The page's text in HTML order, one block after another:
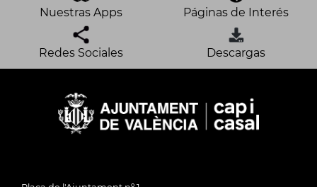
Nuestras Apps Páginas de Interés
Redes Sociales Descargas